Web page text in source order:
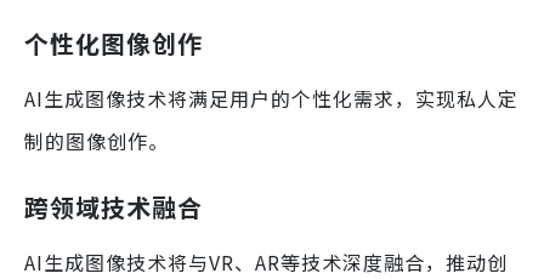
个性化图像创作
AI生成图像技术将满足用户的个性化需求，实现私人定
制的图像创作。
跨领域技术融合
AI生成图像技术将与VR、AR等技术深度融合，推动创